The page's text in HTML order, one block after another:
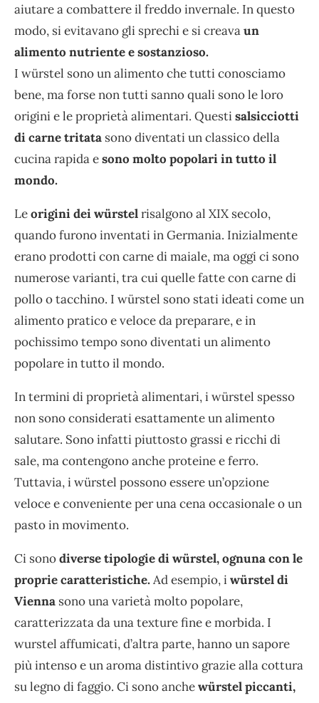
aiutare a combattere il freddo invernale. In questo
modo, si evitavano gli sprechi e si creavaun
alimento nutriente e sostanzioso.
I würstel sono un alimento che tutti conosciamo
bene, ma forse non tutti sanno quali sono le loro
origini e le proprietà alimentari. Questisalsicciotti
di carne tritata sono diventati un classico della
cucina rapida esono molto popolari in tutto il
mondo.
Leorigini dei würstelrisalgono al XIX secolo,
quando furono inventati in Germania. Inizialmente
erano prodotti con carne di maiale, ma oggi ci sono
numerose varianti, tra cui quelle fatte con carne di
pollo o tacchino. I würstel sono stati ideati come un
alimento pratico e veloce da preparare, e in
pochissimo tempo sono diventati un alimento
popolare in tutto il mondo.
In termini di proprietà alimentari, i würstel spesso
non sono considerati esattamente un alimento
salutare. Sono infatti piuttosto grassi e ricchi di
sale, ma contengono anche proteine e ferro.
Tuttavia, i würstel possono essere un’opzione
veloce e conveniente per una cena occasionale o un
pasto in movimento.
Ci sonodiverse tipologie di würstel, ognuna con le
proprie caratteristiche. Ad esempio, iwürstel di
Vienna sono una varietà molto popolare,
caratterizzata da una texture fine e morbida. I
wurstel affumicati, d’altra parte, hanno un sapore
più intenso e un aroma distintivo grazie alla cottura
su legno di faggio. Ci sono anchewürstel piccanti,